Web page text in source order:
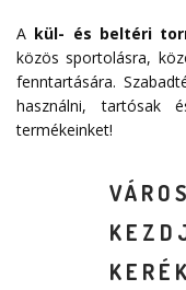
A kül- és beltéri
közös sportolásra,
fenntartására.
használni, tartósak
termékeinket!